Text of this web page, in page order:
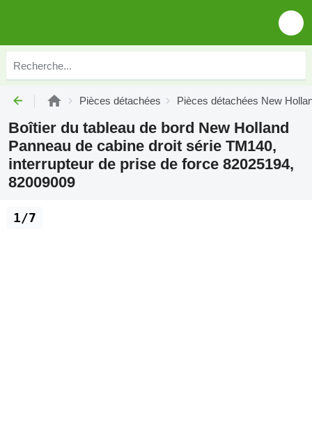
Pièces détachées Pièces détachées New
Boîtier du tableau de bord New Holland
Panneau de cabine droit série TM140,
interrupteur de prise de force 82025194,
82009009
1/7